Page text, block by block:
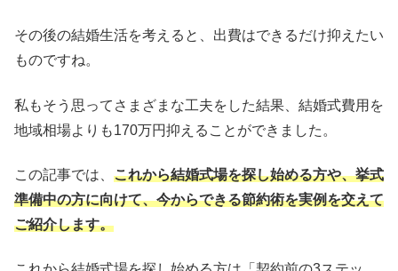
その後の結婚生活を考えると、出費はできるだけ抑えたい
ものですね。
私もそう思ってさまざまな工夫をした結果、結婚式費用を
地域相場よりも170万円抑えることができました。
この記事では、 これから結婚式場を探し始める方や、挙式
準備中の方に向けて、今からできる節約術を実例を交えて
ご紹介します。